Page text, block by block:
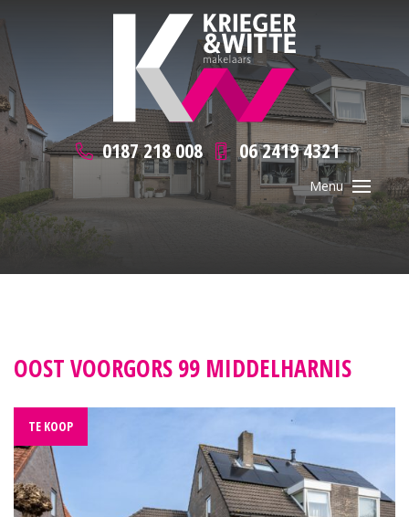
0187 218 008 06 2419 4321
OOST VOORGORS 99 MIDDELHARNIS
TE KOOP